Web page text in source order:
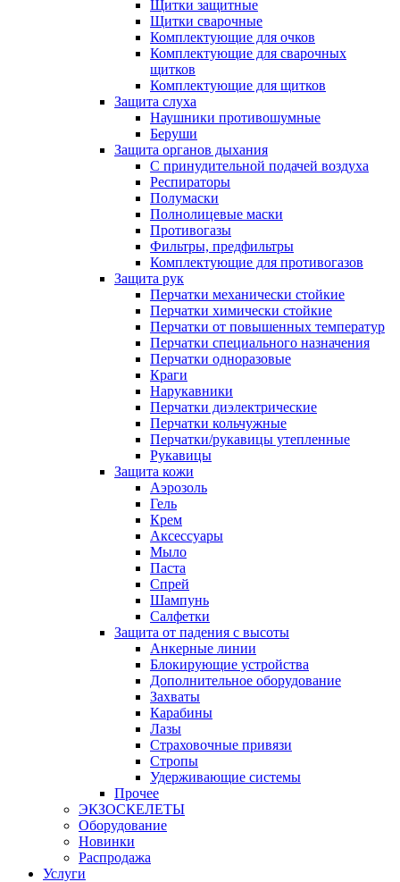
Щитки защитные
Щитки сварочные
Комплектующие для очков
Комплектующие для сварочных
щитков
Комплектующие для щитков
Защита слуха
Наушники противошумные
Беруши
Защита органов дыхания
С принудительной подачей воздуха
Респираторы
Полумаски
Полнолицевые маски
Противогазы
Фильтры, предфильтры
Комплектующие для противогазов
Защита рук
Перчатки механически стойкие
Перчатки химически стойкие
Перчатки от повышенных температур
Перчатки специального назначения
Перчатки одноразовые
Краги
Нарукавники
Перчатки диэлектрические
Перчатки кольчужные
Перчатки/рукавицы утепленные
Рукавицы
Защита кожи
Аэрозоль
Гель
Крем
Аксессуары
Мыло
Паста
Спрей
Шампунь
Салфетки
Защита от падения с высоты
Анкерные линии
Блокирующие устройства
Дополнительное оборудование
Захваты
Карабины
Лазы
Страховочные привязи
Стропы
Удерживающие системы
Прочее
ЭКЗОСКЕЛЕТЫ
Оборудование
Новинки
Распродажа
Услуги